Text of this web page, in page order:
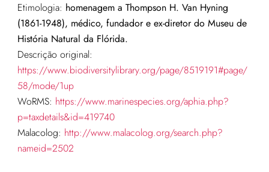
Etimologia: homenagem a Thompson H. Van Hyning
(1861-1948), médico, fundador e ex-diretor do Museu de
História Natural da Flórida.
Descrição original:
https://www.biodiversitylibrary.org/page/8519191#page/
58/mode/1up
WoRMS: https://www.marinespecies.org/aphia.php?
p=taxdetails&id=419740
Malacolog: http://www.malacolog.org/search.php?
nameid=2502